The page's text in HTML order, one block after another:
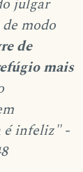
julgar
modo
de
mais
é infeliz" -